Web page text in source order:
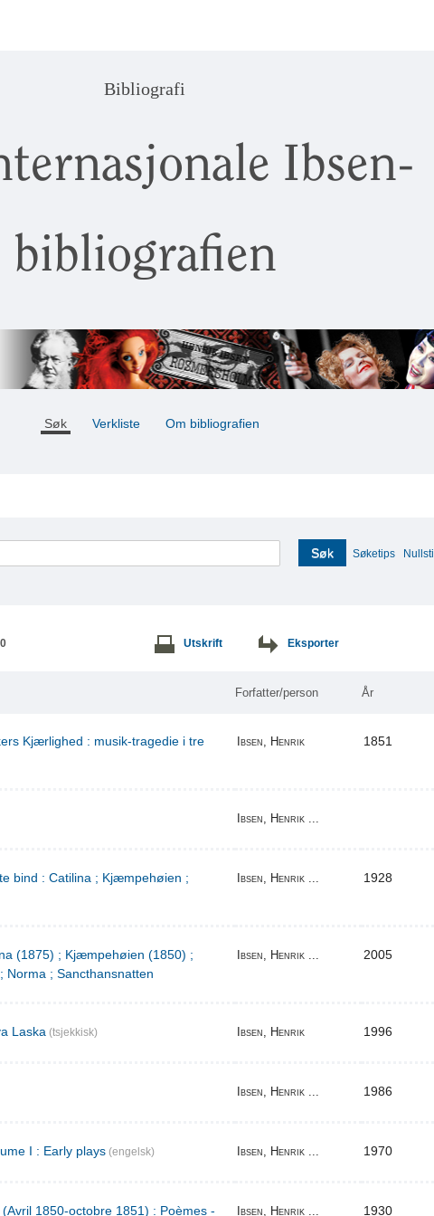
Bibliografi
Ibsen-
bibliografien
Søk Verkliste Om bibliografien
Søk Søketips Nullstill
Utskrift Eksporter
Forfatter/person År
Kjærlighed : musik-tragedie i tre
Ibsen, Henrik 1851
Ibsen, Henrik ...
bind : Catilina ; Kjæmpehøien ;
Ibsen, Henrik ... 1928
(1875) ; Kjæmpehøien (1850) ;
; Sancthansnatten
Ibsen, Henrik ... 2005
Laska (tsjekkisk) Ibsen, Henrik 1996
Ibsen, Henrik ... 1986
I : Early plays (engelsk) Ibsen, Henrik ... 1970
1850-octobre 1851) : Poèmes - Ibsen, Henrik ... 1930